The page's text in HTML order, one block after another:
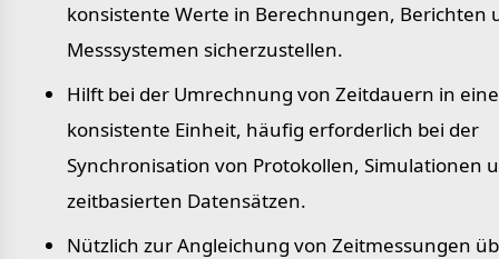
konsistente Werte in Berechnungen, Berichten
Messsystemen sicherzustellen.
Hilft bei der Umrechnung von Zeitdauern in eine
konsistente Einheit, häufig erforderlich bei der
Synchronisation von Protokollen, Simulationen
zeitbasierten Datensätzen.
Nützlich zur Angleichung von Zeitmessungen